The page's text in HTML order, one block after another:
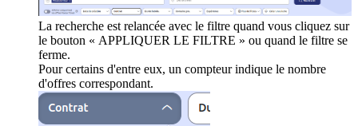
La recherche est relancée avec le filtre quand vous cliquez sur
le bouton « APPLIQUER LE FILTRE » ou quand le filtre se
ferme.
Pour certains d'entre eux, un compteur indique le nombre
d'offres correspondant.